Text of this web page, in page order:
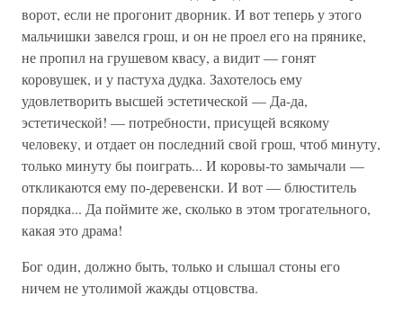
ворот, если не прогонит дворник. И вот теперь у этого
мальчишки завелся грош, и он не проел его на прянике,
не пропил на грушевом квасу, а видит — гонят
коровушек, и у пастуха дудка. Захотелось ему
удовлетворить высшей эстетической — Да-да,
эстетической! — потребности, присущей всякому
человеку, и отдает он последний свой грош, чтоб минуту,
только минуту бы поиграть... И коровы-то замычали —
откликаются ему по-деревенски. И вот — блюститель
порядка... Да поймите же, сколько в этом трогательного,
какая это драма!
Бог один, должно быть, только и слышал стоны его
ничем не утолимой жажды отцовства.